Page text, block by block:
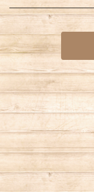
文佳人
亀泉
久礼
松翁
酔鯨
一ノ蔵（宮城県）
名倉山（福島県）
大山（山形県）
浦霞（宮城県）
八幡川(広島県)